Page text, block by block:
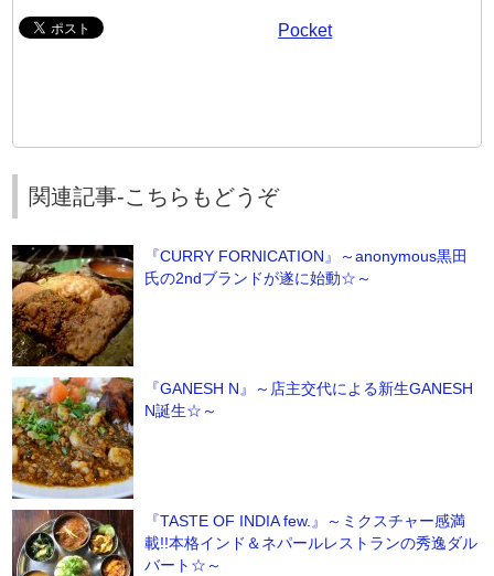
Pocket
関連記事-こちらもどうぞ
『CURRY FORNICATION』～anonymous黒田
氏の2ndブランドが遂に始動☆～
『GANESH N』～店主交代による新生GANESH
N誕生☆～
『TASTE OF INDIA few.』～ミクスチャー感満
載!!本格インド＆ネパールレストランの秀逸ダル
バート☆～